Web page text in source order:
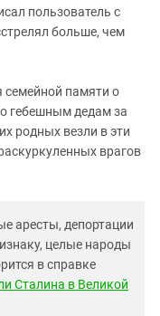
пользователь с
больше, чем
семейной памяти о
гебешным дедам за
родных везли в эти
врагов
аресты, депортации
целые народы
в справке
Сталина в Великой